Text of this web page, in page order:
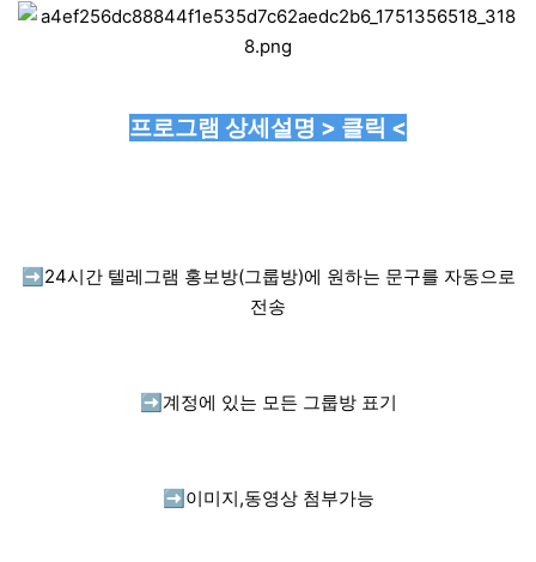
프로그램 상세설명 > 클릭 <
➡️ 24시간 텔레그램 홍보방(그룹방)에 원하는 문구를 자동으로
전송
➡️ 계정에 있는 모든 그룹방 표기
➡️ 이미지,동영상 첨부가능